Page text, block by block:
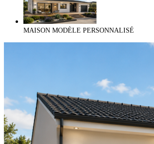
MAISON MODÈLE PERSONNALISÉ